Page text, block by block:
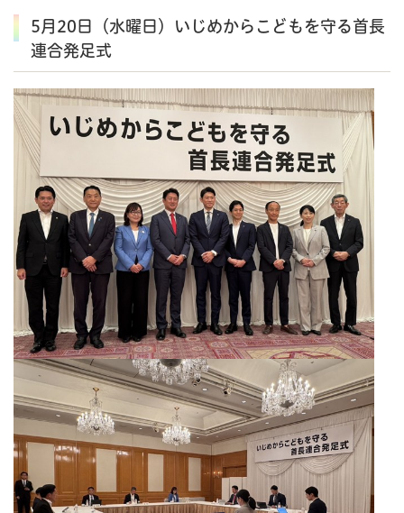
5月20日（水曜日）いじめからこどもを守る首長
連合発足式